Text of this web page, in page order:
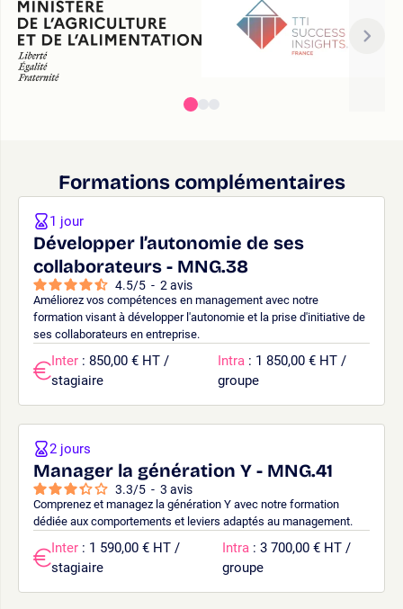
Formations complémentaires
Développer l’autonomie de ses
collaborateurs - MNG.38
4.5/5 - 2 avis
Améliorez vos compétences en management avec notre
formation visant à développer l'autonomie et la prise d'initiative de
ses collaborateurs en entreprise.
1 jour
Inter : 850,00 € HT /
stagiaire
Intra : 1 850,00 € HT /
groupe
Manager la génération Y - MNG.41
3.3/5 - 3 avis
Comprenez et managez la génération Y avec notre formation
dédiée aux comportements et leviers adaptés au management.
2 jours
Inter : 1 590,00 € HT /
stagiaire
Intra : 3 700,00 € HT /
groupe